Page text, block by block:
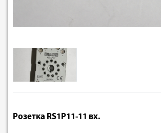
Розетка RS1Р11-11 вх.